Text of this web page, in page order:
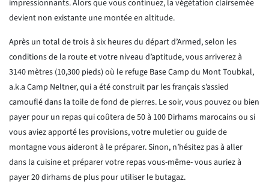
impressionnants. Alors que vous continuez, la végétation clairsemée
devient non existante une montée en altitude.
Après un total de trois à six heures du départ d’Armed, selon les
conditions de la route et votre niveau d’aptitude, vous arriverez à
3140 mètres (10,300 pieds) où le refuge Base Camp du Mont Toubkal,
a.k.a Camp Neltner, qui a été construit par les français s’assied
camouflé dans la toile de fond de pierres. Le soir, vous pouvez ou bien
payer pour un repas qui coûtera de 50 à 100 Dirhams marocains ou si
vous aviez apporté les provisions, votre muletier ou guide de
montagne vous aideront à le préparer. Sinon, n’hésitez pas à aller
dans la cuisine et préparer votre repas vous-même- vous auriez à
payer 20 dirhams de plus pour utiliser le butagaz.